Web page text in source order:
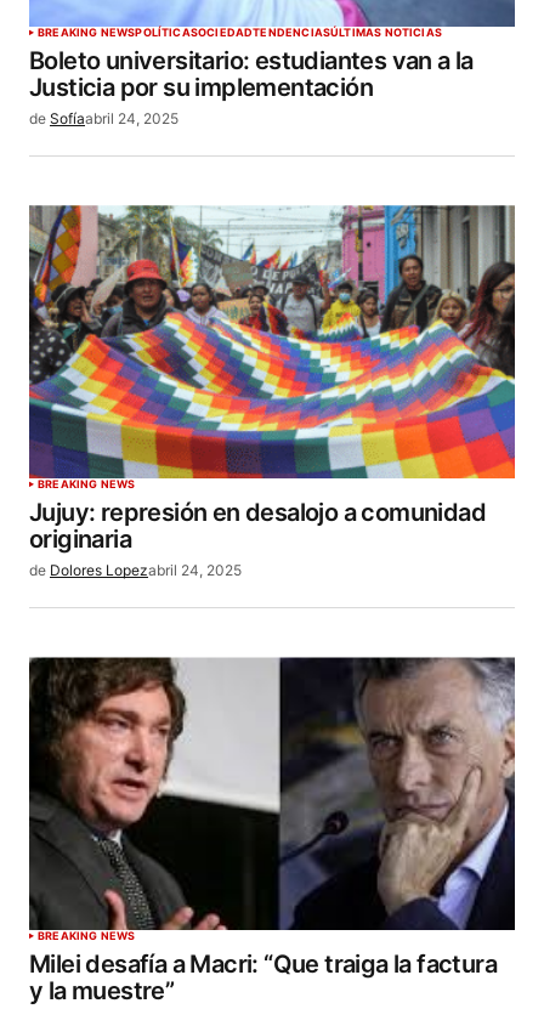
BREAKING NEWSPOLÍTICASOCIEDADTENDENCIASÚLTIMAS NOTICIAS
Boleto universitario: estudiantes van a la
Justicia por su implementación
de Sofíaabril 24, 2025
BREAKING NEWS
Jujuy: represión en desalojo a comunidad
originaria
de Dolores Lopezabril 24, 2025
BREAKING NEWS
Milei desafía a Macri: “Que traiga la factura
y la muestre”